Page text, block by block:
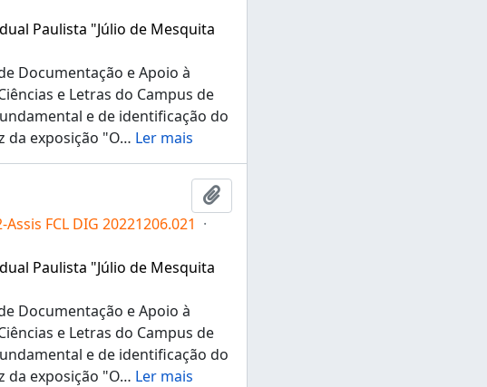
Paulista "Júlio de Mesquita
Documentação e Apoio à
e Letras do Campus de
e de identificação do
da exposição "O… Ler mais
Adicionar a área de transferência
Assis FCL DIG 20221206.021 ·
Paulista "Júlio de Mesquita
Documentação e Apoio à
e Letras do Campus de
e de identificação do
da exposição "O… Ler mais